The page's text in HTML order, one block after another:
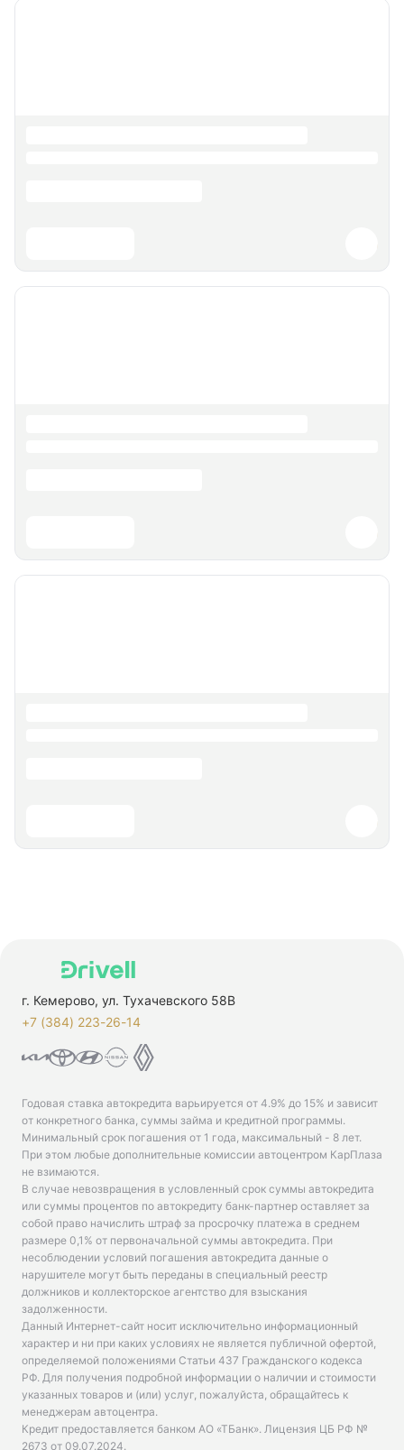
г. Кемерово, ул. Тухачевского 58В
+7 (384) 223-26-14‬
Годовая ставка автокредита варьируется от 4.9% до 15% и зависит
от конкретного банка, суммы займа и кредитной программы.
Минимальный срок погашения от 1 года, максимальный - 8 лет.
При этом любые дополнительные комиссии автоцентром КарПлаза
не взимаются.
В случае невозвращения в условленный срок суммы автокредита
или суммы процентов по автокредиту банк-партнер оставляет за
собой право начислить штраф за просрочку платежа в среднем
размере 0,1% от первоначальной суммы автокредита. При
несоблюдении условий погашения автокредита данные о
нарушителе могут быть переданы в специальный реестр
должников и коллекторское агентство для взыскания
задолженности.
Данный Интернет-сайт носит исключительно информационный
характер и ни при каких условиях не является публичной офертой,
определяемой положениями Статьи 437 Гражданского кодекса
РФ. Для получения подробной информации о наличии и стоимости
указанных товаров и (или) услуг, пожалуйста, обращайтесь к
менеджерам автоцентра.
Кредит предоставляется банком АО «ТБанк». Лицензия ЦБ РФ №
2673 от 09.07.2024.